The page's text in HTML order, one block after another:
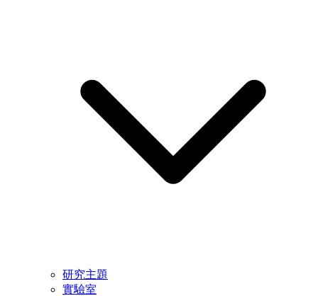
研究主題
實驗室